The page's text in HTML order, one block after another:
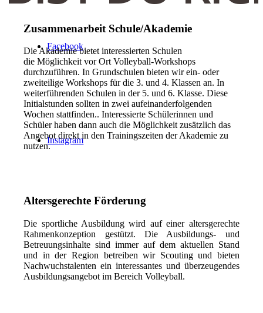
Facebook
Instagram
Zusammenarbeit Schule/Akademie
Die Akademie bietet interessierten Schulen
die Möglichkeit vor Ort Volleyball-Workshops
durchzuführen. In Grundschulen bieten wir ein- oder
zweiteilige Workshops für die 3. und 4. Klassen an. In
weiterführenden Schulen in der 5. und 6. Klasse. Diese
Initialstunden sollten in zwei aufeinanderfolgenden
Wochen stattfinden.. Interessierte Schülerinnen und
Schüler haben dann auch die Möglichkeit zusätzlich das
Angebot direkt in den Trainingszeiten der Akademie zu
nutzen.
Altersgerechte Förderung
Die sportliche Ausbildung wird auf einer altersgerechte
Rahmenkonzeption gestützt. Die Ausbildungs- und
Betreuungsinhalte sind immer auf dem aktuellen Stand
und in der Region betreiben wir Scouting und bieten
Nachwuchstalenten ein interessantes und überzeugendes
Ausbildungsangebot im Bereich Volleyball.